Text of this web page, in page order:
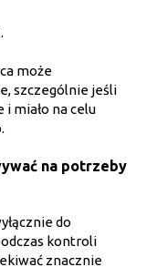
może
szczególnie jeśli
i miało na celu
na potrzeby
do
kontroli
znacznie